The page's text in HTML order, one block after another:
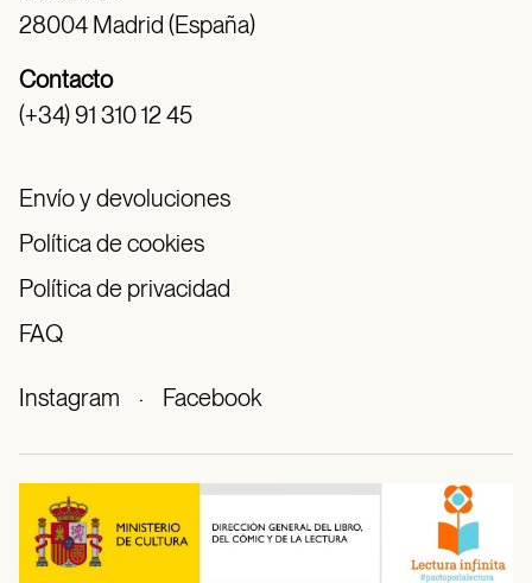
28004 Madrid (España)
Contacto
(+34) 91 310 12 45
Envío y devoluciones
Política de cookies
Política de privacidad
FAQ
Instagram · Facebook